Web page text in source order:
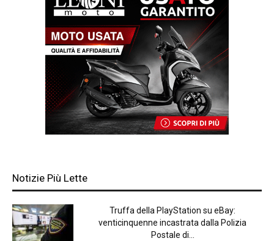
Notizie Più Lette
Truffa della PlayStation su eBay:
venticinquenne incastrata dalla Polizia
Postale di...